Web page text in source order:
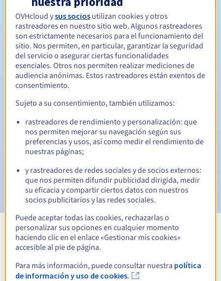
Período de renovación Entre 1 y 10 años
Período de redención
Notificaciones automáticas:
vencimiento
Email el día del vencimientopara notificar la suspensión
del nombre de dominio
Email tras el periodo de gracia de redenciónpara
notificar la eliminación del nombre de dominio
Ver todas las extensiones
Información sobre .ventures
OVHcloud ysus socios utilizan cookies y otros
rastreadores en nuestro sitio web. Algunos rastreadores
son estrictamente necesarios para el funcionamiento del
sitio. Nos permiten, en particular, garantizar la seguridad
del servicio o asegurar ciertas funcionalidades
esenciales. Otros nos permiten realizar mediciones de
audiencia anónimas. Estos rastreadores están exentos de
consentimiento.
Sujeto a su consentimiento, también utilizamos:
rastreadores de rendimiento y personalización: que
nos permiten mejorar su navegación según sus
preferencias y usos, así como medir el rendimiento de
nuestras páginas;
y rastreadores de redes sociales y de socios externos:
que nos permiten difundir publicidad dirigida, medir
su eficacia y compartir ciertos datos con nuestros
socios publicitarios y las redes sociales.
Puede aceptar todas las cookies, rechazarlas o
personalizar sus opciones en cualquier momento
haciendo clic en el enlace «Gestionar mis cookies»
accesible al pie de página.
Para más información, puede consultar nuestra política
de información y uso de cookies.